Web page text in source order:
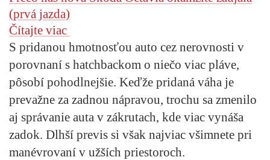
(prvá jazda)
Čítajte viac
S pridanou hmotnosťou auto cez nerovnosti v
porovnaní s hatchbackom o niečo viac pláve,
pôsobí pohodlnejšie. Keďže pridaná váha je
prevažne za zadnou nápravou, trochu sa zmenilo
aj správanie auta v zákrutach, kde viac vynáša
zadok. Dlhší previs si však najviac všimnete pri
manévrovaní v užších priestoroch.